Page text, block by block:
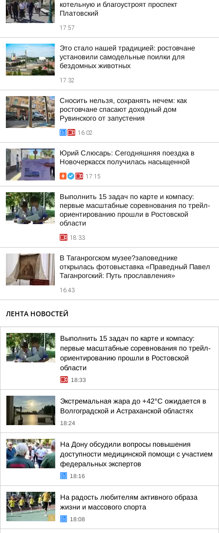
котельную и благоустроят проспект
Платовский
17:57
Это стало нашей традицией: ростовчане
установили самодельные поилки для
бездомных животных
17:32
Сносить нельзя, сохранять нечем: как
ростовчане спасают доходный дом
Рувинского от запустения
16:02
Юрий Слюсарь: Сегодняшняя поездка в
Новочеркасск получилась насыщенной
17:15
Выполнить 15 задач по карте и компасу:
первые масштабные соревнования по трейл-
ориентированию прошли в Ростовской
области
18:33
В Таганрогском музее?заповеднике
открылась фотовыставка «Праведный Павел
Таганрогский: Путь прославления»
16:43
ЛЕНТА НОВОСТЕЙ
Выполнить 15 задач по карте и компасу:
первые масштабные соревнования по трейл-
ориентированию прошли в Ростовской
области
18:33
Экстремальная жара до +42°C ожидается в
Волгоградской и Астраханской областях
18:24
На Дону обсудили вопросы повышения
доступности медицинской помощи с участием
федеральных экспертов
18:16
На радость любителям активного образа
жизни и массового спорта
18:08